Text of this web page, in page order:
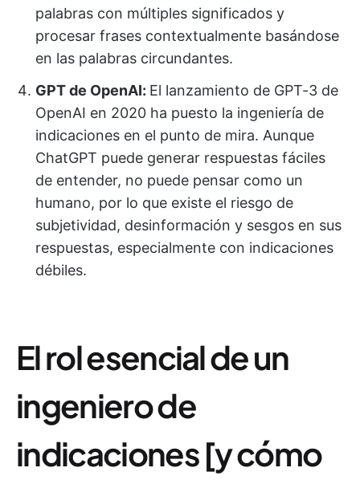
palabras con múltiples significados y
procesar frases contextualmente basándose
en las palabras circundantes.
GPT de OpenAI: El lanzamiento de GPT-3 de
OpenAI en 2020 ha puesto la ingeniería de
indicaciones en el punto de mira. Aunque
ChatGPT puede generar respuestas fáciles
de entender, no puede pensar como un
humano, por lo que existe el riesgo de
subjetividad, desinformación y sesgos en sus
respuestas, especialmente con indicaciones
débiles.
El rol esencial de un
ingeniero de
indicaciones [y cómo